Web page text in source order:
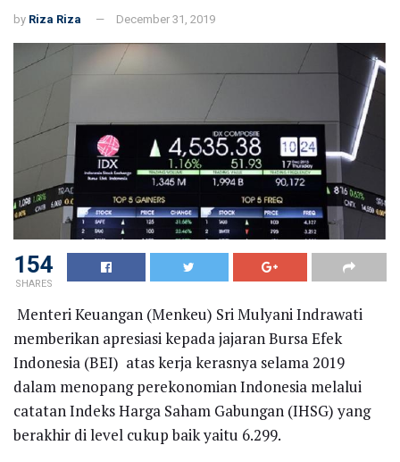
by Riza Riza December 31, 2019
154
SHARES
Menteri Keuangan (Menkeu) Sri Mulyani Indrawati
memberikan apresiasi kepada jajaran Bursa Efek
Indonesia (BEI) atas kerja kerasnya selama 2019
dalam menopang perekonomian Indonesia melalui
catatan Indeks Harga Saham Gabungan (IHSG) yang
berakhir di level cukup baik yaitu 6.299.